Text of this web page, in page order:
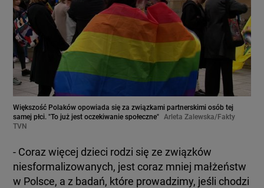
Większość Polaków opowiada się za związkami partnerskimi osób tej
samej płci. "To już jest oczekiwanie społeczne" Arleta Zalewska/Fakty
TVN
- Coraz więcej dzieci rodzi się ze związków
niesformalizowanych, jest coraz mniej małżeństw
w Polsce, a z badań, które prowadzimy, jeśli chodzi